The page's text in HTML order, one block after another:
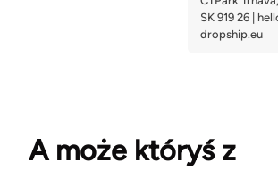
A może któryś z